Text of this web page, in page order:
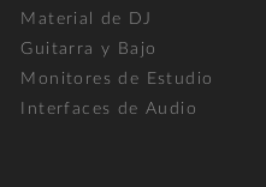
Material de DJ
Guitarra y Bajo
Monitores de Estudio
Interfaces de Audio